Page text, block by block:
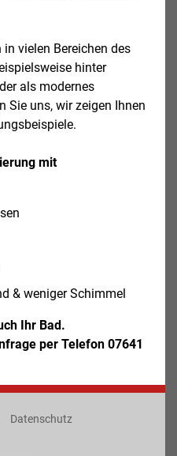
vielen Bereichen des
hinter
als modernes
Sie uns, wir zeigen Ihnen
mit
& weniger Schimmel
Ihr Bad.
per Telefon 07641
Datenschutz